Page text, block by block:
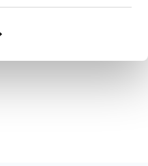
financí